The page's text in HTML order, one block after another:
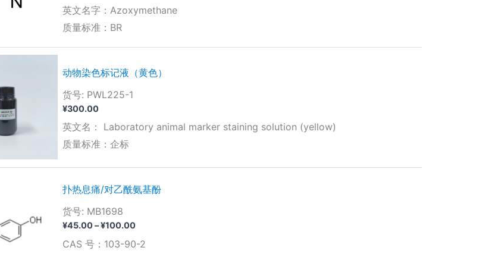
围：
¥4,200.00
英文名字：Azoxymethane
质量标准：BR
动物染色标记液（黄色）
货号: PWL225-1
¥300.00
英文名： Laboratory animal marker staining solution (yellow)
质量标准：企标
扑热息痛/对乙酰氨基酚
货号: MB1698
¥45.00–¥100.00价
范
CAS 号：103-90-2